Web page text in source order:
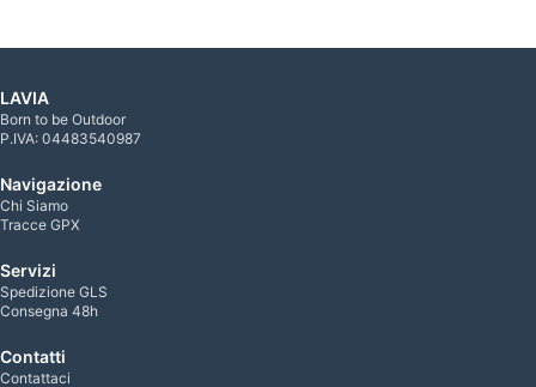
LAVIA
Born to be Outdoor
P.IVA: 04483540987
Navigazione
Chi Siamo
Tracce GPX
Servizi
Spedizione GLS
Consegna 48h
Contatti
Contattaci